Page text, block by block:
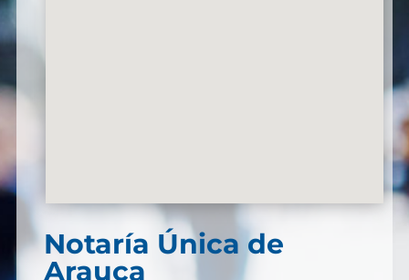
Notaría Única de
Arauca